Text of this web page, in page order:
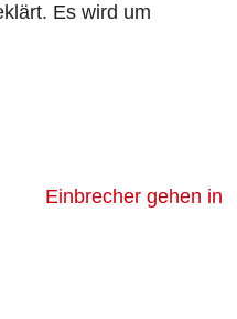
Es wird um
Einbrecher gehen in